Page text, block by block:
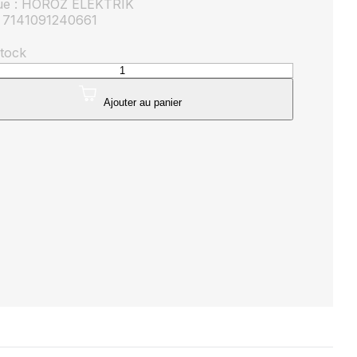
: HOROZ ELEKTRIK
Ajouter au panier